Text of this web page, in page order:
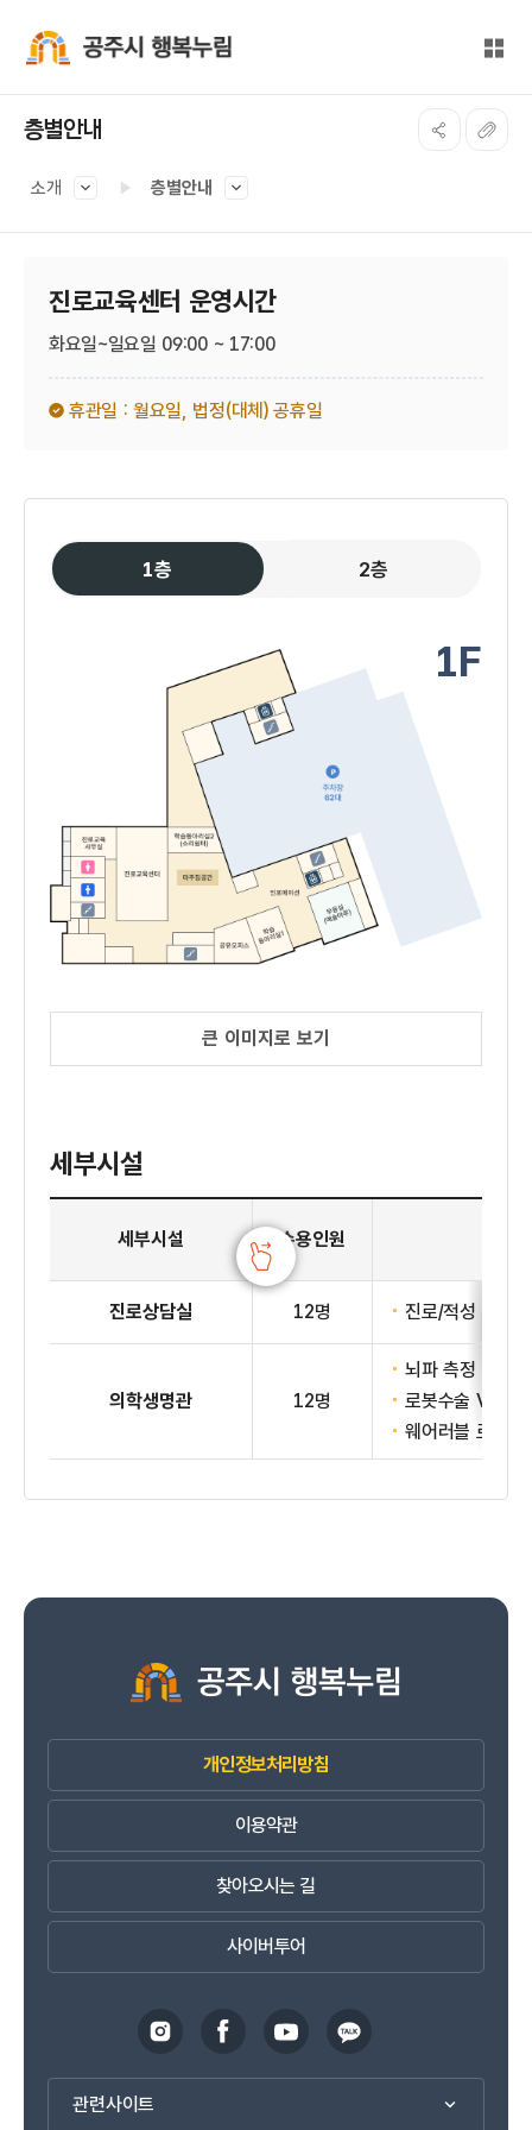
전체
층별안내
소개 층별안내
진로교육센터 운영시간
화요일~일요일 09:00 ~ 17:00
휴관일 : 월요일, 법정(대체) 공휴일
1층 2층
1F
큰 이미지로 보기
세부시설
1층 진로교육센터 세부시설
세부시설
수용인원
진로상담실 12명 진로/적성 검사
의학생명관 12명
뇌파 측정 및 원
로봇수술 VR체험
웨어러블 로봇
개인정보처리방침
이용약관
찾아오시는 길
사이버투어
관련사이트